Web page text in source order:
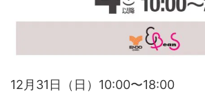
12月31日（日）10:00〜18:00